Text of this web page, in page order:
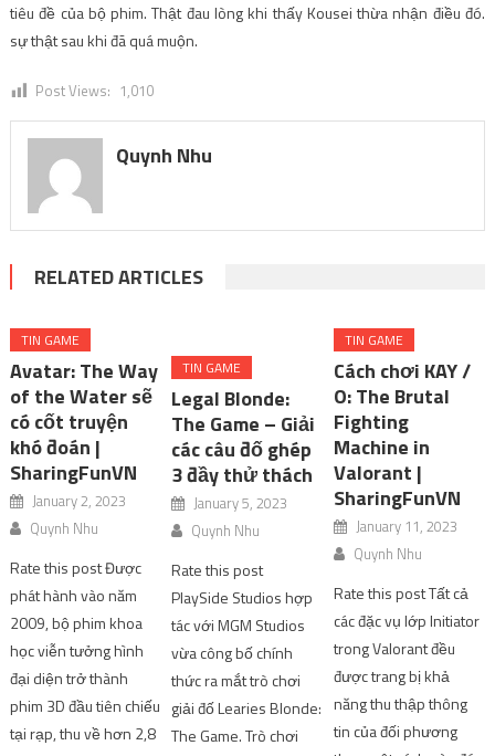
tiêu đề của bộ phim. Thật đau lòng khi thấy Kousei thừa nhận điều đó.
sự thật sau khi đã quá muộn.
Post Views: 1,010
Quynh Nhu
RELATED ARTICLES
TIN GAME
Avatar: The Way
of the Water sẽ
có cốt truyện
khó đoán |
SharingFunVN
January 2, 2023
Quynh Nhu
Rate this post Được
phát hành vào năm
2009, bộ phim khoa
học viễn tưởng hình
đại diện trở thành
phim 3D đầu tiên chiếu
tại rạp, thu về hơn 2,8
TIN GAME
Legal Blonde:
The Game – Giải
các câu đố ghép
3 đầy thử thách
January 5, 2023
Quynh Nhu
Rate this post
PlaySide Studios hợp
tác với MGM Studios
vừa công bố chính
thức ra mắt trò chơi
giải đố Learies Blonde:
The Game. Trò chơi
TIN GAME
Cách chơi KAY /
O: The Brutal
Fighting
Machine in
Valorant |
SharingFunVN
January 11, 2023
Quynh Nhu
Rate this post Tất cả
các đặc vụ lớp Initiator
trong Valorant đều
được trang bị khả
năng thu thập thông
tin của đối phương